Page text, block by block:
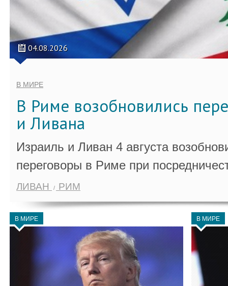
04.08.2026
В МИРЕ
В Риме возобновились
и Ливана
Израиль и Ливан 4 августа
переговоры в Риме при
ЛИВАН РИМ
В МИРЕ В МИРЕ